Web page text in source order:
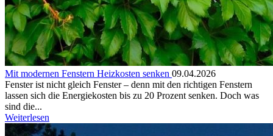
Mit modernen Fenstern Heizkosten senken 09.04.2026
Fenster ist nicht gleich Fenster – denn mit den richtigen Fenstern
lassen sich die Energiekosten bis zu 20 Prozent senken. Doch was
sind die...
Weiterlesen